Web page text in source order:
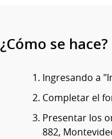
¿Cómo se hace?
Ingresando a
Completar el
Presentar los
882,